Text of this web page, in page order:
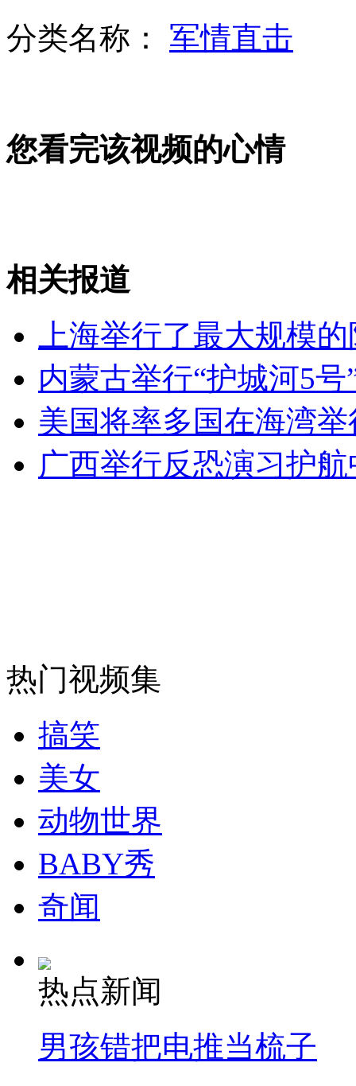
女孩北京地铁殴打老人 痛下狠手拳打脚踢
无痛分娩是否安全 医生回应
走！跟着总书记去植树
消防员救轻生者
纽约上演“枕头大战”
分类名称： 军情直击
您看完该视频的心情
相关报道
上海举行了最大规模
内蒙古举行“护城河5号
美国将率多国在海湾
广西举行反恐演习护
热门视频集
搞笑
美女
动物世界
BABY秀
奇闻
热点新闻
男孩错把电推当梳子